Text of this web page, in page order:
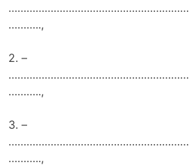
………..,
2. –
………..,
3. –
………..,